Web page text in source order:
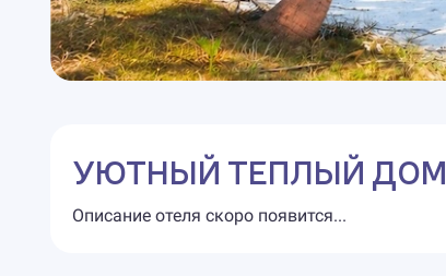
УЮТНЫЙ ТЕПЛЫЙ ДОМ
Описание отеля скоро появится...